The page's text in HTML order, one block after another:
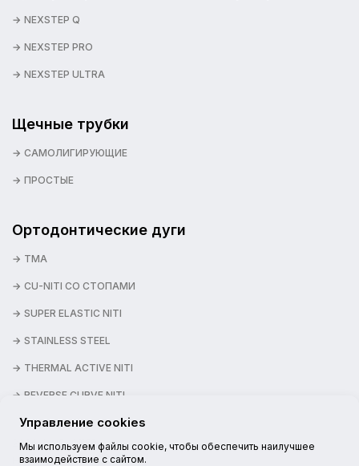
NEXSTEP Q
NEXSTEP PRO
NEXSTEP ULTRA
Щечные трубки
САМОЛИГИРУЮЩИЕ
ПРОСТЫЕ
Ортодонтические дуги
TMA
CU-NITI СО СТОПАМИ
SUPER ELASTIC NITI
STAINLESS STEEL
THERMAL ACTIVE NITI
REVERSE CURVE NITI
2026 © NEXSTEP
НАШИ КАНАЛЫ:
Управление cookies
Мы используем файлы cookie, чтобы обеспечить наилучшее
взаимодействие с сайтом.